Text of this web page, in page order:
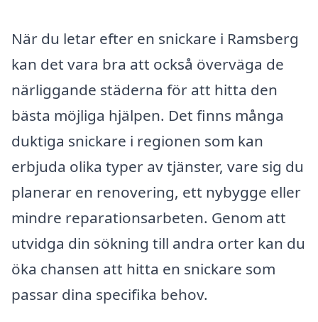
När du letar efter en snickare i Ramsberg
kan det vara bra att också överväga de
närliggande städerna för att hitta den
bästa möjliga hjälpen. Det finns många
duktiga snickare i regionen som kan
erbjuda olika typer av tjänster, vare sig du
planerar en renovering, ett nybygge eller
mindre reparationsarbeten. Genom att
utvidga din sökning till andra orter kan du
öka chansen att hitta en snickare som
passar dina specifika behov.